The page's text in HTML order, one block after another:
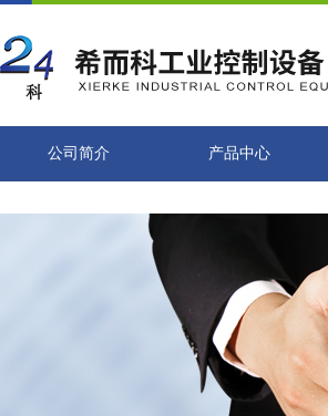
公司简介 产品中心